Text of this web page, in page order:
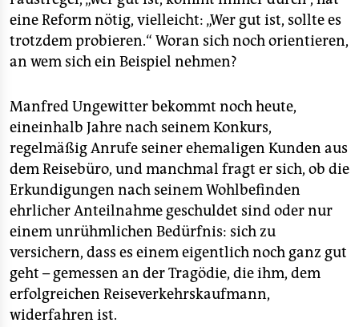
eine Reform nötig, vielleicht: „Wer gut ist, sollte es
trotzdem probieren.“ Woran sich noch orientieren,
an wem sich ein Beispiel nehmen?
Manfred Ungewitter bekommt noch heute,
eineinhalb Jahre nach seinem Konkurs,
regelmäßig Anrufe seiner ehemaligen Kunden aus
dem Reisebüro, und manchmal fragt er sich, ob die
Erkundigungen nach seinem Wohlbefinden
ehrlicher Anteilnahme geschuldet sind oder nur
einem unrühmlichen Bedürfnis: sich zu
versichern, dass es einem eigentlich noch ganz gut
geht – gemessen an der Tragödie, die ihm, dem
erfolgreichen Reiseverkehrskaufmann,
widerfahren ist.